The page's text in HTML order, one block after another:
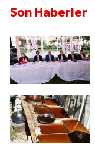
Son Haberler